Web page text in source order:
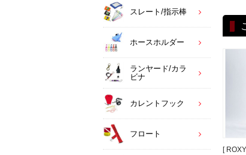
[
スレート/指示棒
ホースホルダー
ランヤード/カラ
ビナ
カレントフック
フロート